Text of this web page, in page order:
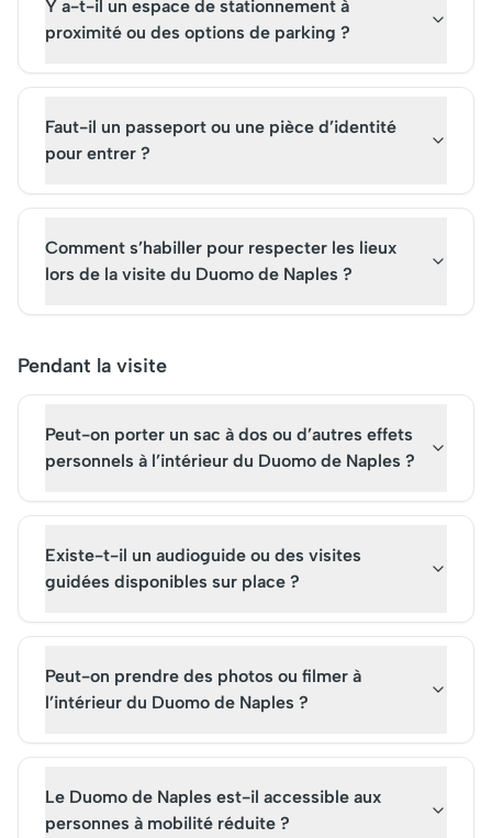
Y a-t-il un espace de stationnement à
proximité ou des options de parking ?
Faut-il un passeport ou une pièce d’identité
pour entrer ?
Comment s’habiller pour respecter les lieux
lors de la visite du Duomo de Naples ?
Pendant la visite
Peut-on porter un sac à dos ou d’autres effets
personnels à l’intérieur du Duomo de Naples ?
Existe-t-il un audioguide ou des visites
guidées disponibles sur place ?
Peut-on prendre des photos ou filmer à
l’intérieur du Duomo de Naples ?
Le Duomo de Naples est-il accessible aux
personnes à mobilité réduite ?